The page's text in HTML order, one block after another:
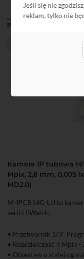
Jeśli się nie
reklam, tylko nie
(Android, iOS)
• Dostęp przez chmurę
• Stopień ochrony: IP67
• Zasilanie DC 12 V lub
Kamera IP tubowa
Mpix, 2,8 mm, 0,005
MD2.0)
M-IPCB14G-LU to
serii HiWatch.
• Przetwornik 1/3"
• Rozdzielczość 4 Mpix -
• Obiektyw o stałej